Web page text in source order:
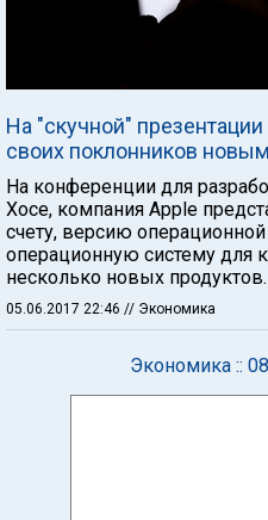
На "скучной"
своих поклонников
На конференции для
Хосе, компания Apple
счету, версию
операционную систему для
несколько новых продуктов.
05.06.2017 22:46 // Экономика
Экономика ::